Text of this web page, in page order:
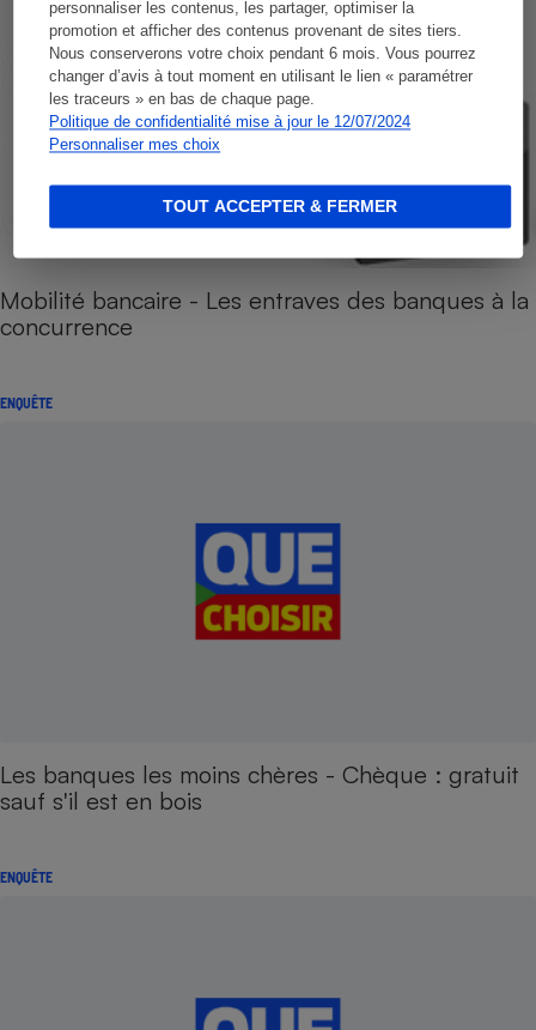
personnaliser les contenus, les partager, optimiser la
promotion et afficher des contenus provenant de sites tiers.
Nous conserverons votre choix pendant 6 mois. Vous pourrez
changer d’avis à tout moment en utilisant le lien « paramétrer
les traceurs » en bas de chaque page.
Politique de confidentialité mise à jour le 12/07/2024
Personnaliser mes choix
TOUT ACCEPTER & FERMER
Mobilité bancaire - Les entraves des banques à la
concurrence
ENQUÊTE
Les banques les moins chères - Chèque : gratuit
sauf s'il est en bois
ENQUÊTE